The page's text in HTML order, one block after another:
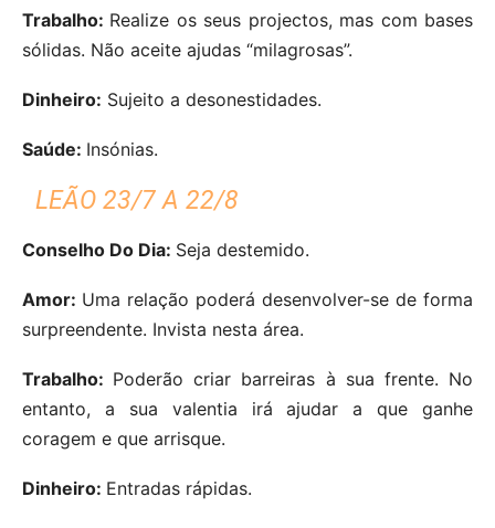
Trabalho: Realize os seus projectos, mas com bases
sólidas. Não aceite ajudas “milagrosas”.
Dinheiro: Sujeito a desonestidades.
Saúde: Insónias.
LEÃO 23/7 A 22/8
Conselho Do Dia: Seja destemido.
Amor: Uma relação poderá desenvolver-se de forma
surpreendente. Invista nesta área.
Trabalho: Poderão criar barreiras à sua frente. No
entanto, a sua valentia irá ajudar a que ganhe
coragem e que arrisque.
Dinheiro: Entradas rápidas.